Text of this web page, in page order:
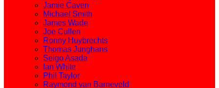
Jamie Caven
Michael Smith
James Wade
Joe Cullen
Ronny Huybrechts
Thomas Junghans
Seigo Asada
Ian White
Phil Taylor
Raymond van Barneveld